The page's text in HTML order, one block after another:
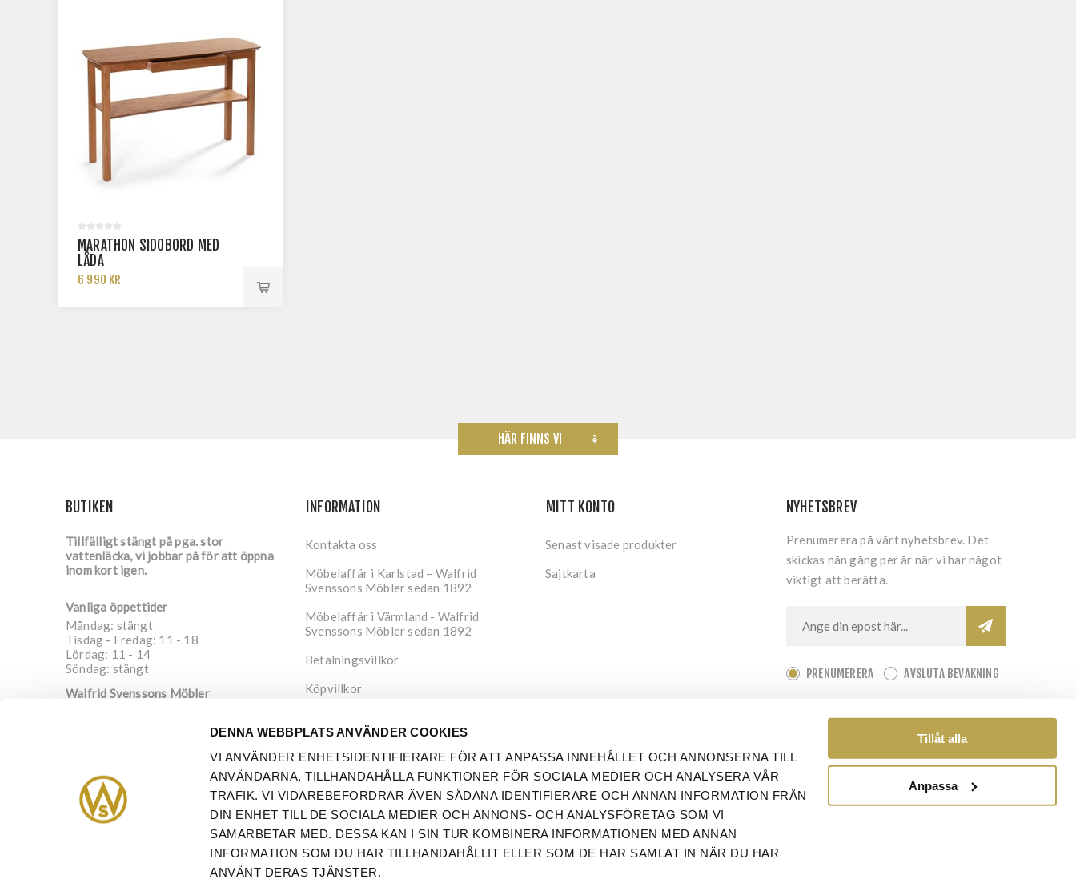
DENNA WEBBPLATS ANVÄNDER COOKIES
VI ANVÄNDER ENHETSIDENTIFIERARE FÖR ATT ANPASSA INNEHÅLLET OCH ANNONSERNA TILL
ANVÄNDARNA, TILLHANDAHÅLLA FUNKTIONER FÖR SOCIALA MEDIER OCH ANALYSERA VÅR
TRAFIK. VI VIDAREBEFORDRAR ÄVEN SÅDANA IDENTIFIERARE OCH ANNAN INFORMATION FRÅN
DIN ENHET TILL DE SOCIALA MEDIER OCH ANNONS- OCH ANALYSFÖRETAG SOM VI
SAMARBETAR MED. DESSA KAN I SIN TUR KOMBINERA INFORMATIONEN MED ANNAN
INFORMATION SOM DU HAR TILLHANDAHÅLLIT ELLER SOM DE HAR SAMLAT IN NÄR DU HAR
ANVÄNT DERAS TJÄNSTER.
Tillåt alla
Anpassa
MARATHON SIDOBORD MED
LÅDA
6 990 KR
HÄR FINNS VI
BUTIKEN
Tillfälligt stängt på pga. stor
vattenläcka, vi jobbar på för att öppna
inom kort igen.
Vanliga öppettider
Måndag: stängt
Tisdag - Fredag: 11 - 18
Lördag: 11 - 14
Söndag: stängt
Walfrid Svenssons Möbler
054-21 08 91
INFORMATION
Kontakta oss
Möbelaffär i Karlstad – Walfrid
Svenssons Möbler sedan 1892
Möbelaffär i Värmland - Walfrid
Svenssons Möbler sedan 1892
Betalningsvillkor
Köpvillkor
MITT KONTO
Senast visade produkter
Sajtkarta
NYHETSBREV
Prenumerera på vårt nyhetsbrev. Det
skickas nån gång per år när vi har något
viktigt att berätta.
PRENUMERERA AVSLUTA BEVAKNING